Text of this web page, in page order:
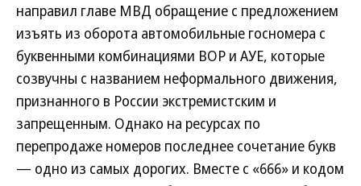
направил главе МВД обращение с предложением
изъять из оборота автомобильные госномера с
буквенными комбинациями ВОР и АУЕ, которые
созвучны с названием неформального движения,
признанного в России экстремистским и
запрещенным. Однако на ресурсах по
перепродаже номеров последнее сочетание букв
— одно из самых дорогих. Вместе с «666» и кодом